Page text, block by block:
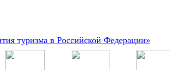
туризма в Российской Федерации»